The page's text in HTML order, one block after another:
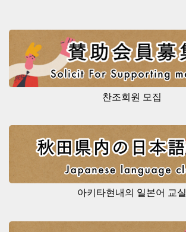
찬조회원 모집
아키타현내의 일본어 교실